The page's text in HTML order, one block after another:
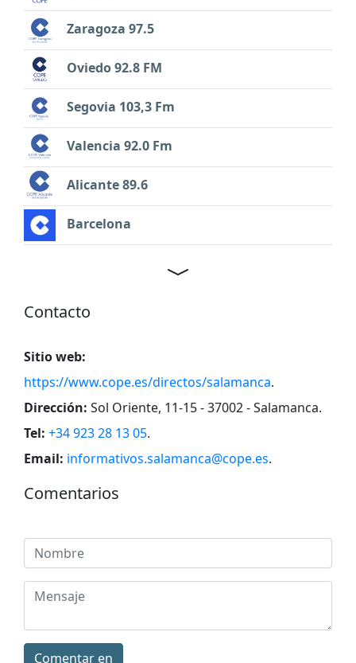
Zaragoza 97.5
Oviedo 92.8 FM
Segovia 103,3 Fm
Valencia 92.0 Fm
Alicante 89.6
Barcelona
Contacto
Sitio web:
https://www.cope.es/directos/salamanca.
Dirección: Sol Oriente, 11-15 - 37002 - Salamanca.
Tel: +34 923 28 13 05.
Email: informativos.salamanca@cope.es.
Comentarios
Comentar en